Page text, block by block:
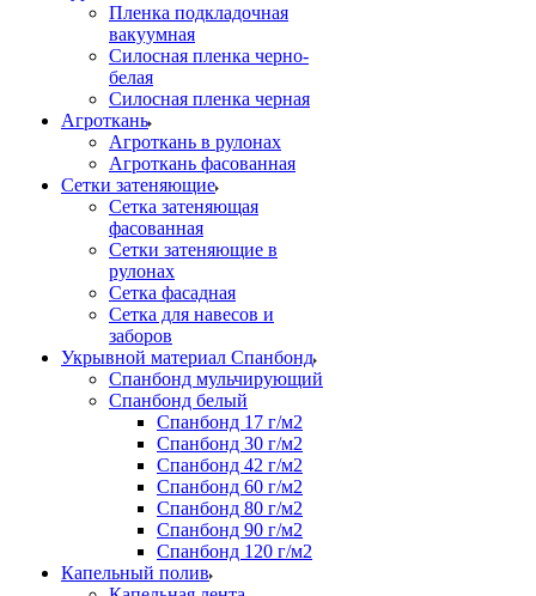
Пленка подкладочная
вакуумная
Силосная пленка черно-
белая
Силосная пленка черная
Агроткань
Агроткань в рулонах
Агроткань фасованная
Сетки затеняющие
Сетка затеняющая
фасованная
Сетки затеняющие в
рулонах
Сетка фасадная
Сетка для навесов и
заборов
Укрывной материал Спанбонд
Спанбонд мульчирующий
Спанбонд белый
Спанбонд 17 г/м2
Спанбонд 30 г/м2
Спанбонд 42 г/м2
Спанбонд 60 г/м2
Спанбонд 80 г/м2
Спанбонд 90 г/м2
Спанбонд 120 г/м2
Капельный полив